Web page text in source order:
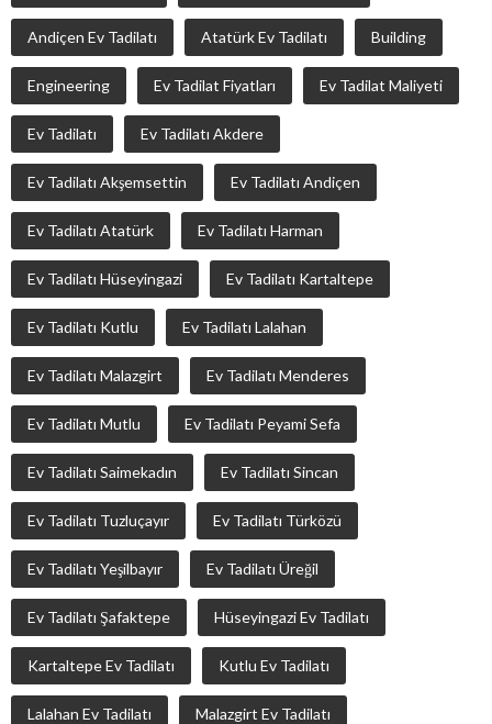
Andiçen Ev Tadilatı Atatürk Ev Tadilatı Building
Engineering Ev Tadilat Fiyatları Ev Tadilat Maliyeti
Ev Tadilatı Ev Tadilatı Akdere
Ev Tadilatı Akşemsettin Ev Tadilatı Andiçen
Ev Tadilatı Atatürk Ev Tadilatı Harman
Ev Tadilatı Hüseyingazi Ev Tadilatı Kartaltepe
Ev Tadilatı Kutlu Ev Tadilatı Lalahan
Ev Tadilatı Malazgirt Ev Tadilatı Menderes
Ev Tadilatı Mutlu Ev Tadilatı Peyami Sefa
Ev Tadilatı Saimekadın Ev Tadilatı Sincan
Ev Tadilatı Tuzluçayır Ev Tadilatı Türközü
Ev Tadilatı Yeşilbayır Ev Tadilatı Üreğil
Ev Tadilatı Şafaktepe Hüseyingazi Ev Tadilatı
Kartaltepe Ev Tadilatı Kutlu Ev Tadilatı
Lalahan Ev Tadilatı Malazgirt Ev Tadilatı